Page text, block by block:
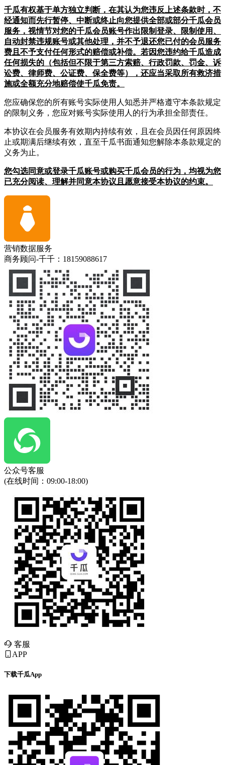
千瓜有权基于单方独立判断，在其认为您违反上述条款时，不
经通知而先行暂停、中断或终止向您提供全部或部分千瓜会员
服务，视情节对您的千瓜会员账号作出限制登录、限制使用、
自动封禁违规账号或其他处理，并不予退还您已付的会员服务
费且不予支付任何形式的赔偿或补偿。若因您违约给千瓜造成
任何损失的（包括但不限于第三方索赔、行政罚款、罚金、诉
讼费、律师费、公证费、保全费等），还应当采取所有救济措
施或全额充分地赔偿使千瓜免责。
您应确保您的所有账号实际使用人知悉并严格遵守本条款规定
的限制义务，您应对账号实际使用人的行为承担全部责任。
本协议在会员服务有效期内持续有效，且在会员因任何原因终
止或期满后继续有效，直至千瓜书面通知您解除本条款规定的
义务为止。
您勾选同意或登录千瓜账号或购买千瓜会员的行为，均视为您
已充分阅读、理解并同意本协议且愿意接受本协议的约束。
营销数据服务
商务顾问-千千：18159088617
公众号客服
(在线时间： 09:00-18:00)
客服
APP
下载千瓜App